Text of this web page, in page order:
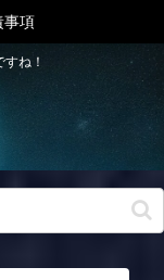
ね！
事項